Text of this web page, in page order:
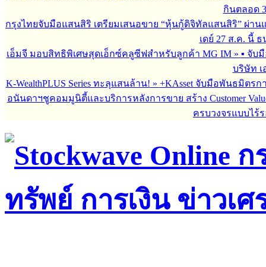
กินตลอด
กรุงไทยจับมือแสนสิริ เตรียมเสนอขาย “หุ้นกู้ดิจิทัลแสนสิริ” ผ่าน
เดย์ 27 ส.ค. นี้
เอ็มจี มอบสิทธิพิเศษสุดเอ็กซ์คลูซีฟสำหรับลูกค้า MG IM» ▪︎ จับ
บริษัท เ
K-WealthPLUS Series ทะลุแสนล้าน! » +KAsset จับมือพันธมิตรการ
อนันดาฯชูคอมมูนิตี้และบริการหลังการขาย สร้าง Customer
ครบวงจรแบบไร้